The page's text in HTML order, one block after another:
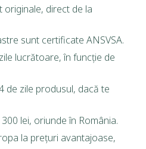
direct de la
sunt certificate ANSVSA.
lucrătoare, în funcție de
de zile produsul, dacă te
lei, oriunde în România.
la prețuri avantajoase,